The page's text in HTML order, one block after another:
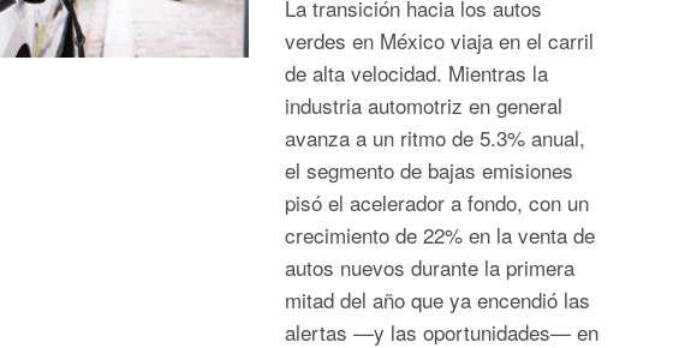
La transición hacia los autos
verdes en México viaja en el carril
de alta velocidad. Mientras la
industria automotriz en general
avanza a un ritmo de 5.3% anual,
el segmento de bajas emisiones
pisó el acelerador a fondo, con un
crecimiento de 22% en la venta de
autos nuevos durante la primera
mitad del año que ya encendió las
alertas —y las oportunidades— en